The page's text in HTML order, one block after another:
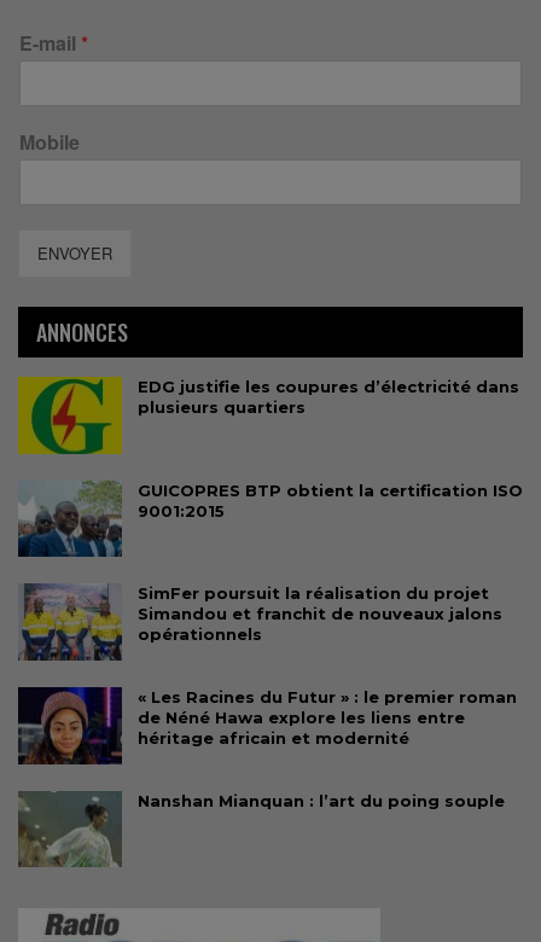
E-mail *
Mobile
ENVOYER
ANNONCES
EDG justifie les coupures d’électricité dans
plusieurs quartiers
GUICOPRES BTP obtient la certification ISO
9001:2015
SimFer poursuit la réalisation du projet
Simandou et franchit de nouveaux jalons
opérationnels
« Les Racines du Futur » : le premier roman
de Néné Hawa explore les liens entre
héritage africain et modernité
Nanshan Mianquan : l’art du poing souple